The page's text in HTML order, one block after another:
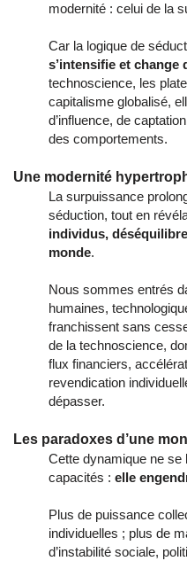
modernité : celui de la
Car la logique de
s’intensifie et change
technoscience, les
capitalisme globalisé,
d’influence, de
des comportements.
Une modernité
La surpuissance
séduction, tout en
individus,
monde.
Nous sommes entrés
humaines,
franchissent sans
de la technoscience,
flux financiers,
revendication
dépasser.
Les paradoxes d’une
Cette dynamique ne
capacités : elle
Plus de puissance
individuelles ; plus de
d’instabilité sociale,